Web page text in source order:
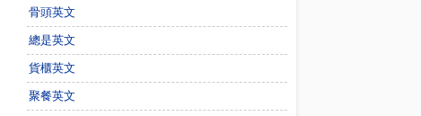
骨頭英文
總是英文
貨櫃英文
聚餐英文